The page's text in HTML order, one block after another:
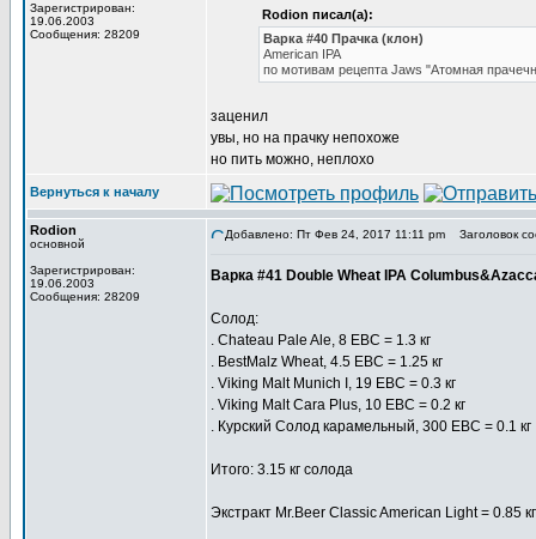
Зарегистрирован:
19.06.2003
Сообщения: 28209
Rodion писал(а):
Варка #40 Прачка (клон)
American IPA
по мотивам рецепта Jaws "Атомная
заценил
увы, но на прачку непохоже
но пить можно, неплохо
Вернуться к началу
Rodion
основной
Зарегистрирован:
19.06.2003
Сообщения: 28209
Добавлено: Пт Фев 24, 2017 11:11 pm Заголовок
Варка #41 Double Wheat IPA
Солод:
. Chateau Pale Ale, 8 EBC = 1.3 кг
. BestMalz Wheat, 4.5 EBC = 1.25 кг
. Viking Malt Munich I, 19 EBC = 0.3 кг
. Viking Malt Cara Plus, 10 EBC = 0.2 кг
. Курский Солод карамельный, 300 EBC = 0.1 кг
Итого: 3.15 кг солода
Экстракт Mr.Beer Classic American Light = 0.85 кг